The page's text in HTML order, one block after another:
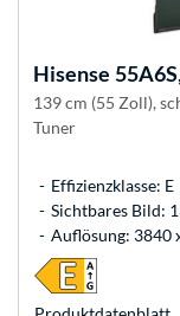
Hisense
139 cm (55 Zoll),
Tuner
Effizienzklasse: E
Sichtbares Bild:
Auflösung: 3840